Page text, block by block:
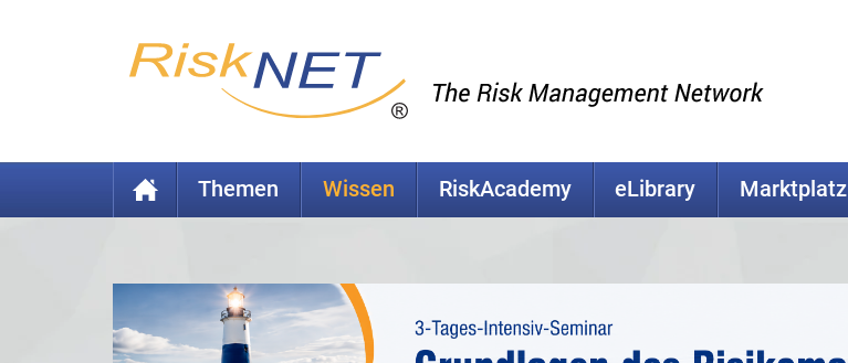
Themen Wissen RiskAcademy eLibrary Marktplatz